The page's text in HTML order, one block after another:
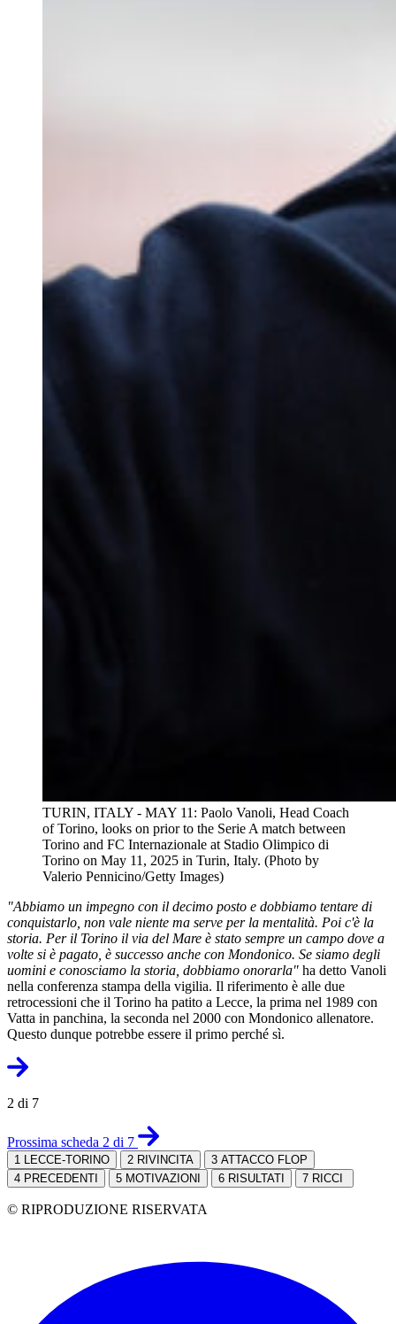
TURIN, ITALY - MAY 11: Paolo Vanoli, Head Coach
of Torino, looks on prior to the Serie A match between
Torino and FC Internazionale at Stadio Olimpico di
Torino on May 11, 2025 in Turin, Italy. (Photo by
Valerio Pennicino/Getty Images)
"Abbiamo un impegno con il decimo posto e dobbiamo tentare di
conquistarlo, non vale niente ma serve per la mentalità. Poi c'è la
storia. Per il Torino il via del Mare è stato sempre un campo dove a
volte si è pagato, è successo anche con Mondonico. Se siamo degli
uomini e conosciamo la storia, dobbiamo onorarla" ha detto Vanoli
nella conferenza stampa della vigilia. Il riferimento è alle due
retrocessioni che il Torino ha patito a Lecce, la prima nel 1989 con
Vatta in panchina, la seconda nel 2000 con Mondonico allenatore.
Questo dunque potrebbe essere il primo perché sì.
2 di 7
Prossima scheda 2 di 7
1 LECCE-TORINO 2 RIVINCITA 3 ATTACCO FLOP
4 PRECEDENTI 5 MOTIVAZIONI 6 RISULTATI 7 RICCI
© RIPRODUZIONE RISERVATA